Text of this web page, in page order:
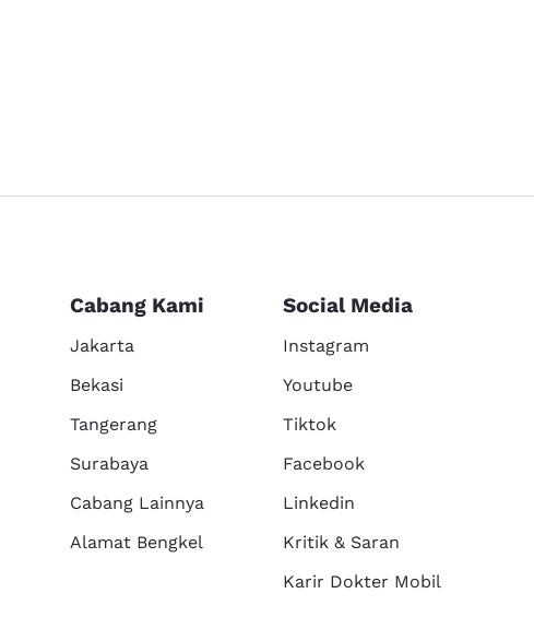
Cabang Kami
Jakarta
Bekasi
Tangerang
Surabaya
Cabang Lainnya
Alamat Bengkel
Social Media
Instagram
Youtube
Tiktok
Facebook
Linkedin
Kritik & Saran
Karir Dokter Mobil